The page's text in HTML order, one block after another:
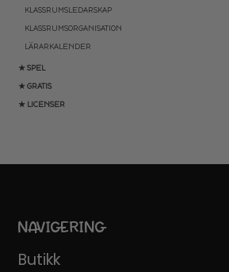
KLASSRUMSLEDARSKAP
KLASSRUMSORGANISATION
LÄRARKALENDER
★ SPEL
★ GRATIS
★ LICENSER
NAVIGERING
Butikk